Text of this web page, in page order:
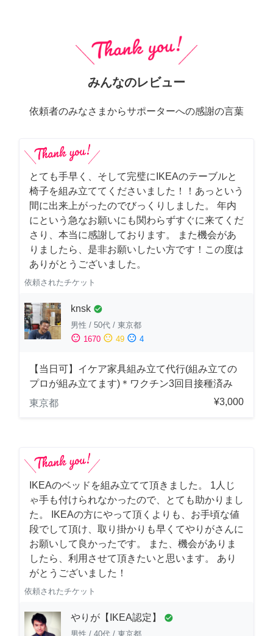
みんなのレビュー
依頼者のみなさまからサポーターへの感謝の言葉
とても手早く、そして完璧にIKEAのテーブルと
椅子を組み立ててくださいました！！あっという
間に出来上がったのでびっくりしました。 年内
にという急なお願いにも関わらずすぐに来てくだ
さり、本当に感謝しております。 また機会があ
りましたら、是非お願いしたい方です！この度は
ありがとうございました。
依頼されたチケット
knsk check_circle
男性 / 50代 / 東京都
sentiment_satisfied 1670 sentiment_neutral 49 sentiment_dissatisfied 4
【当日可】イケア家具組み立て代行(組み立ての
プロが組み立てます)＊ワクチン3回目接種済み
東京都
¥3,000
IKEAのベッドを組み立てて頂きました。 1人じ
ゃ手も付けられなかったので、とても助かりまし
た。 IKEAの方にやって頂くよりも、お手頃な値
段でして頂け、取り掛かりも早くてやりがさんに
お願いして良かったです。 また、機会がありま
したら、利用させて頂きたいと思います。 あり
がとうございました！
依頼されたチケット
やりが【IKEA認定】 check_circle
男性 / 40代 / 東京都